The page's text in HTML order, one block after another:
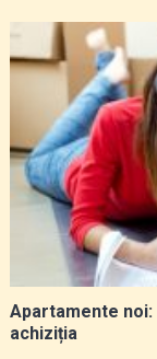
Apartamente
achiziția